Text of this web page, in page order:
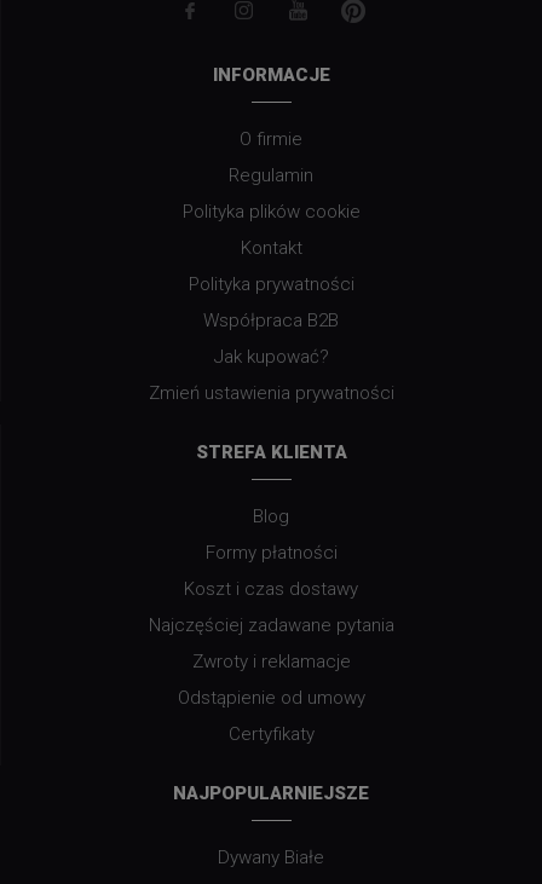
INFORMACJE
O firmie
Regulamin
Polityka plików cookie
Kontakt
Polityka prywatności
Współpraca B2B
Jak kupować?
Zmień ustawienia prywatności
STREFA KLIENTA
Blog
Formy płatności
Koszt i czas dostawy
Najczęściej zadawane pytania
Zwroty i reklamacje
Odstąpienie od umowy
Certyfikaty
NAJPOPULARNIEJSZE
Dywany Białe